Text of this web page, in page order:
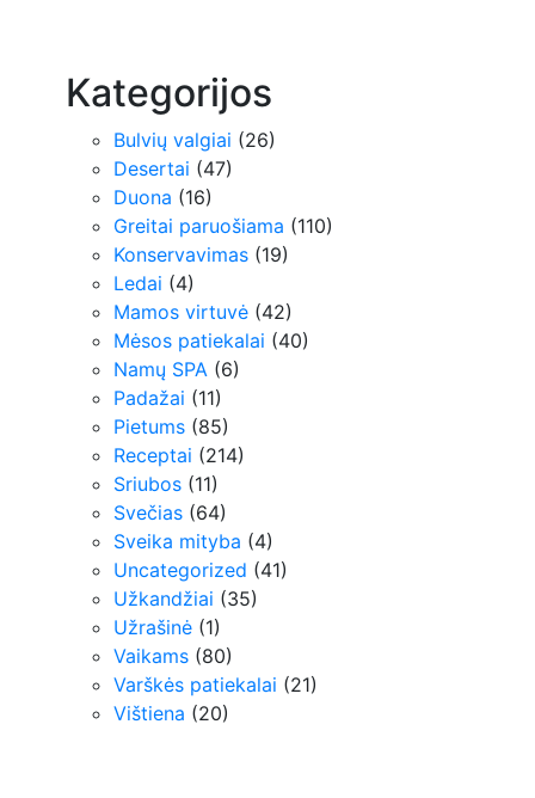
Kategorijos
Bulvių valgiai (26)
Desertai (47)
Duona (16)
Greitai paruošiama (110)
Konservavimas (19)
Ledai (4)
Mamos virtuvė (42)
Mėsos patiekalai (40)
Namų SPA (6)
Padažai (11)
Pietums (85)
Receptai (214)
Sriubos (11)
Svečias (64)
Sveika mityba (4)
Uncategorized (41)
Užkandžiai (35)
Užrašinė (1)
Vaikams (80)
Varškės patiekalai (21)
Vištiena (20)